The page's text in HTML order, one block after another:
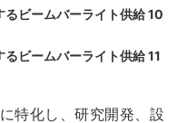
特化し、研究開発、設